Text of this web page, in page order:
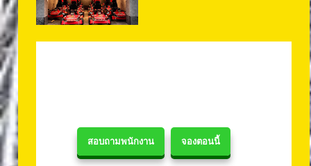
สอบถามพนักงาน จองตอนนี้